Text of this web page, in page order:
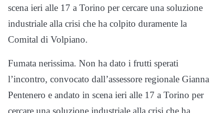
scena ieri alle 17 a Torino per cercare una soluzione
industriale alla crisi che ha colpito duramente la
Comital di Volpiano.
Fumata nerissima. Non ha dato i frutti sperati
l’incontro, convocato dall’assessore regionale Gianna
Pentenero e andato in scena ieri alle 17 a Torino per
cercare una soluzione industriale alla crisi che ha